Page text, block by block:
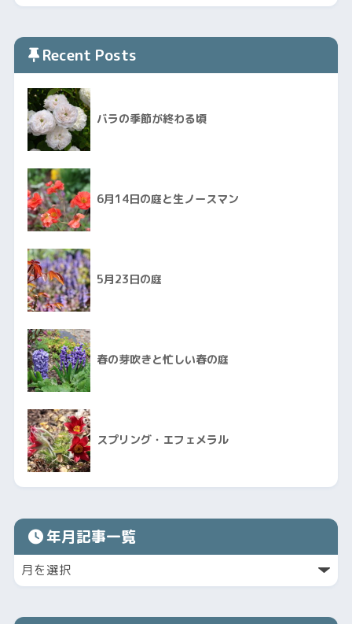
Recent Posts
バラの季節が終わる頃
6月14日の庭と生ノースマン
5月23日の庭
春の芽吹きと忙しい春の庭
スプリング・エフェメラル
年月記事一覧